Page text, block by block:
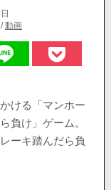
/動画
ける「マンホー
負け」ゲーム。
ーキ踏んだら負